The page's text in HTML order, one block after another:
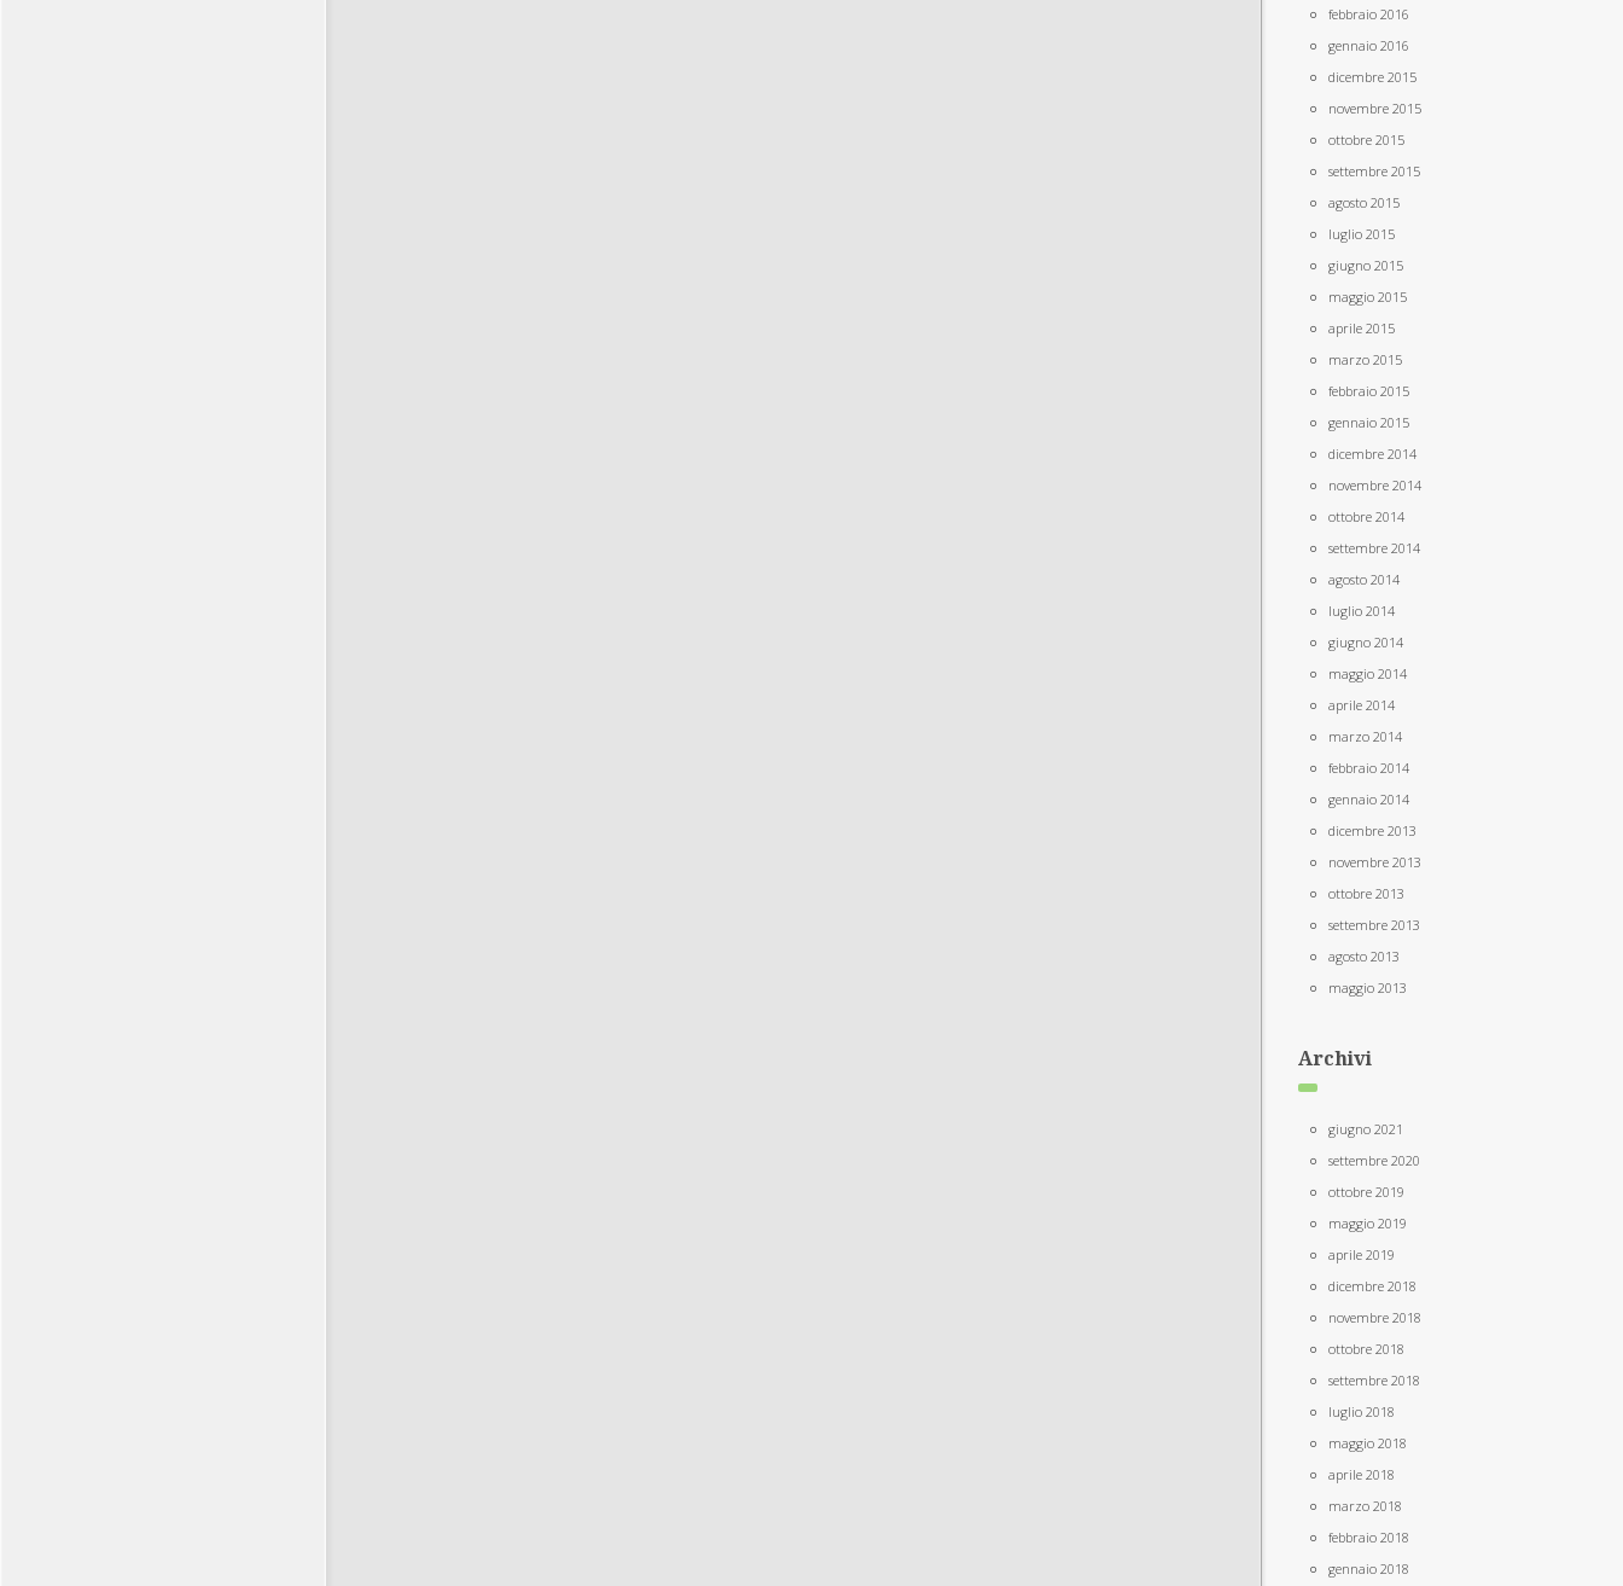
febbraio 2016
gennaio 2016
dicembre 2015
novembre 2015
ottobre 2015
settembre 2015
agosto 2015
luglio 2015
giugno 2015
maggio 2015
aprile 2015
marzo 2015
febbraio 2015
gennaio 2015
dicembre 2014
novembre 2014
ottobre 2014
settembre 2014
agosto 2014
luglio 2014
giugno 2014
maggio 2014
aprile 2014
marzo 2014
febbraio 2014
gennaio 2014
dicembre 2013
novembre 2013
ottobre 2013
settembre 2013
agosto 2013
maggio 2013
Archivi
giugno 2021
settembre 2020
ottobre 2019
maggio 2019
aprile 2019
dicembre 2018
novembre 2018
ottobre 2018
settembre 2018
luglio 2018
maggio 2018
aprile 2018
marzo 2018
febbraio 2018
gennaio 2018